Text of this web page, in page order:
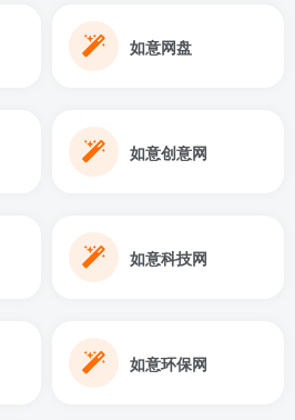
如意网盘
如意创意网
如意科技网
如意环保网